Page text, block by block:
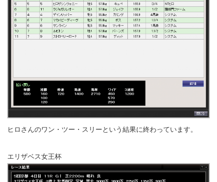
ヒロさんのワン・ツー・スリーという結果に終わっています。
エリザベス女王杯